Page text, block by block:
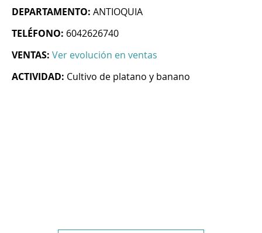
DEPARTAMENTO: ANTIOQUIA
TELÉFONO: 6042626740
VENTAS: Ver evolución en ventas
ACTIVIDAD: Cultivo de platano y banano